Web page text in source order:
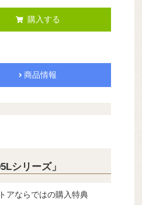
購入する
商品情報
シリーズ」
アならではの購入特典